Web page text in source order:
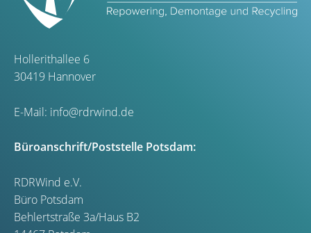
Hollerithallee 6
30419 Hannover
E-Mail: info@rdrwind.de
Büroanschrift/Poststelle Potsdam:
RDRWind e.V.
Büro Potsdam
Behlertstraße 3a/Haus B2